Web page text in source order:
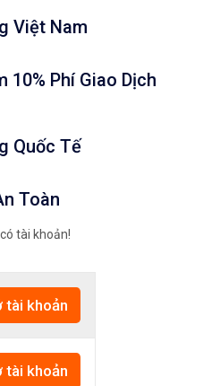
Việt Nam
10% Phí Giao Dịch
Quốc Tế
Toàn
tài khoản!
tài khoản
tài khoản